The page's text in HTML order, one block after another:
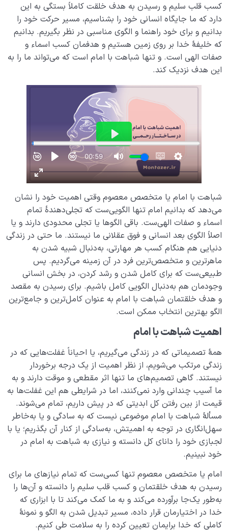
کسب قلب سلیم و رسیدن به هدف خلقت کاملاً بستگی به این
دارد که ما جایگاه انسانی خود را بشناسیم، مسیر حرکت خود را
بدانیم و برای خود راهنما و الگوی مناسبی در نظر بگیریم. بدانیم
که خلیفۀ خدا بر روی زمین هستیم و هدفمان کسب اسماء و
صفات الهی است. و تنها شباهت با امام است که می‌تواند ما را به
این هدف نزدیک کند.
شباهت با امام یا متخصص معصوم وقتی اهمیت خود را نشان
می‌دهد که بدانیم امام تنها الگویی‌ست که تجلی‌دهندۀ تمام
اسماء و صفات الهی‌ست. باقی الگوها یا تجلی محدودی دارند و یا
اصلاً الگوی بعد انسانی و فوق عقلانی ما نیستند. ما حتی در زندگی
دنیایی هم هنگام کسب هر مهارتی، به‌دنبال شبیه شدن به
ماهرترین و متخصص‌ترین فرد در آن زمینه می‌گردیم. پس
طبیعی‌ست که برای کامل شدن و رشد کردن، در بخش انسانی
وجودمان هم به‌دنبال الگویی کامل باشیم. برای رسیدن به مقصد
و هدف خلقتمان شباهت با امام به عنوان کامل‌ترین و جامع‌ترین
الگو بهترین انتخاب ممکن است.
اهمیت شباهت با امام
همۀ تصمیماتی که در زندگی می‌گیریم، یا احیاناً غفلت‌هایی که در
زندگی مرتکب می‌شویم، از نظر اهمیت از یک درجه برخوردار
نیستند. گاهی تصمیم‌های ما تنها اثر مقطعی و موقت دارند و به
ما آسیب چندانی وارد نمی‌کنند، اما در شرایطی هم این غفلت‌ها به
قیمت از بین رفتن کل ابدیتی که در پیش داریم، تمام می‌شوند.
مسألۀ شباهت با امام موضوعی نیست که به سادگی و یا به‌خاطر
سهل‌انگاری در توجه به اهمیتش، به‌سادگی از کنار آن بگذریم؛ یا با
لجبازی خود را دانای کل دانسته و نیازی به شباهت به امام در
خود نبینیم.
امام یا متخصص معصوم تنها کسی‌ست که تمام نیازهای ما برای
رسیدن به هدف خلقتمان و کسب قلب سلیم را دانسته و آن‌ها را
به‌طور یک‌جا برآورده می‌کند و به ما کمک می‌کند تا با ابزاری که
خدا در اختیارمان قرار داده، مسیر تبدیل شدن به الگو و نمونۀ
کاملی که خدا برایمان تعیین کرده را به سلامت طی کنیم.